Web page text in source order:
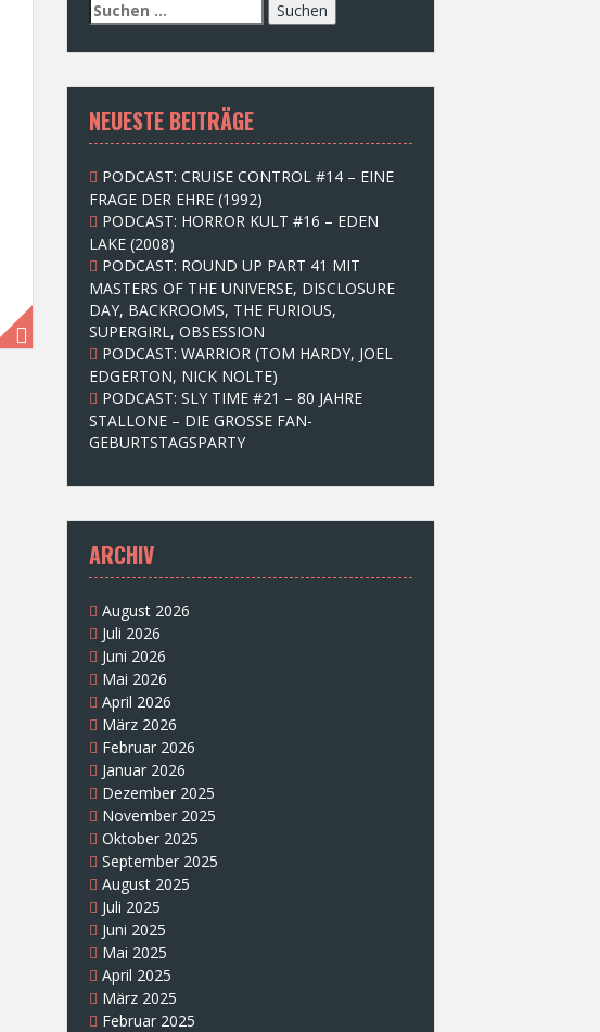
S
u
c
e
n
n
c
h
:
NEUESTE BEITRÄGE
PODCAST: CRUISE CONTROL #14 – EINE
FRAGE DER EHRE (1992)
PODCAST: HORROR KULT #16 – EDEN
LAKE (2008)
PODCAST: ROUND UP PART 41 MIT
MASTERS OF THE UNIVERSE, DISCLOSURE
DAY, BACKROOMS, THE FURIOUS,
SUPERGIRL, OBSESSION
PODCAST: WARRIOR (TOM HARDY, JOEL
EDGERTON, NICK NOLTE)
PODCAST: SLY TIME #21 – 80 JAHRE
STALLONE – DIE GROSSE FAN-
GEBURTSTAGSPARTY
ARCHIV
August 2026
Juli 2026
Juni 2026
Mai 2026
April 2026
März 2026
Februar 2026
Januar 2026
Dezember 2025
November 2025
Oktober 2025
September 2025
August 2025
Juli 2025
Juni 2025
Mai 2025
April 2025
März 2025
Februar 2025